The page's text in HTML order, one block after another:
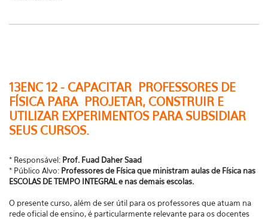
13ENC 12 - CAPACITAR PROFESSORES DE
FÍSICA PARA PROJETAR, CONSTRUIR E
UTILIZAR EXPERIMENTOS PARA SUBSIDIAR
SEUS CURSOS.
* Responsável: Prof. Fuad Daher Saad
* Público Alvo: Professores de Física que ministram aulas de Física nas
ESCOLAS DE TEMPO INTEGRAL e nas demais escolas.
O presente curso, além de ser útil para os professores que atuam na
rede oficial de ensino, é particularmente relevante para os docentes